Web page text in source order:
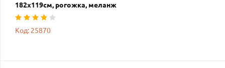
182х119см, рогожка, меланж
Код: 25870